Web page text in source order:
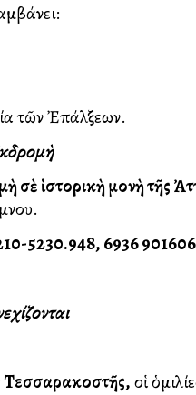
Ἐπάλξεων.
σὲἱστορικὴμονὴτῆς
5230.948, 6936 901606
Τεσσαρακοστῆς,οἱ